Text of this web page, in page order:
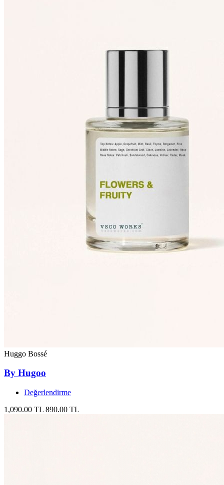
Huggo Bossé
By Hugoo
Değerlendirme
1,090.00 TL 890.00 TL